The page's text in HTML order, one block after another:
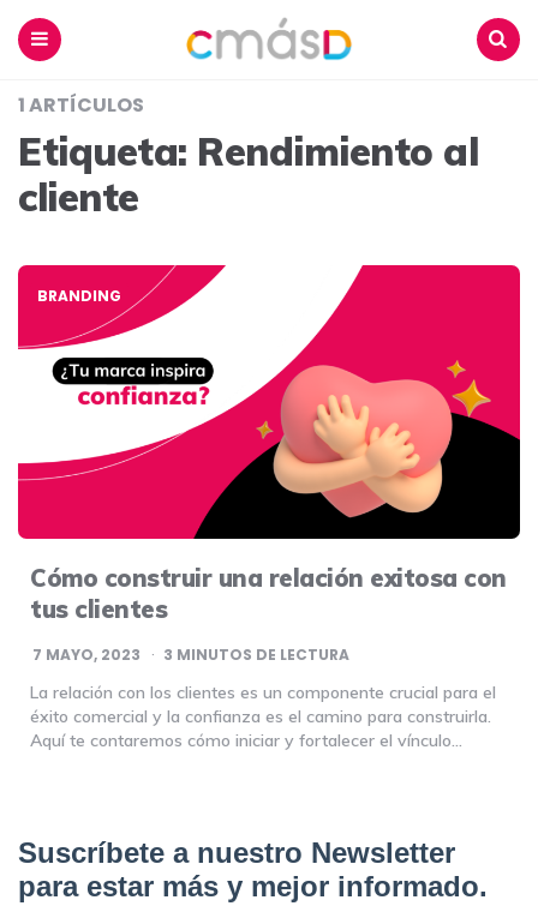
1 ARTÍCULOS
Etiqueta: Rendimiento al
cliente
BRANDING
Cómo construir una relación exitosa con
tus clientes
7 MAYO, 2023 3 MINUTOS DE LECTURA
La relación con los clientes es un componente crucial para el
éxito comercial y la confianza es el camino para construirla.
Aquí te contaremos cómo iniciar y fortalecer el vínculo…